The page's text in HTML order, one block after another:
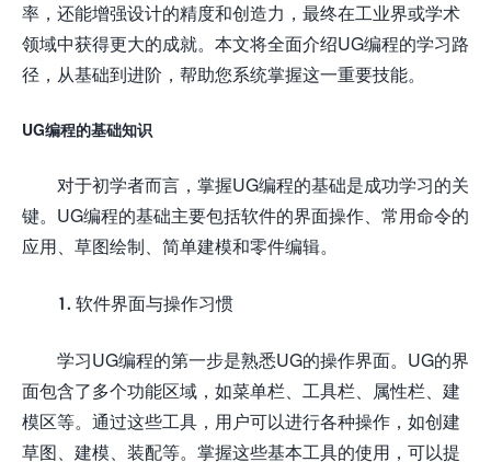
率，还能增强设计的精度和创造力，最终在工业界或学术
领域中获得更大的成就。本文将全面介绍UG编程的学习路
径，从基础到进阶，帮助您系统掌握这一重要技能。
UG编程的基础知识
对于初学者而言，掌握UG编程的基础是成功学习的关
键。UG编程的基础主要包括软件的界面操作、常用命令的
应用、草图绘制、简单建模和零件编辑。
1. 软件界面与操作习惯
学习UG编程的第一步是熟悉UG的操作界面。UG的界
面包含了多个功能区域，如菜单栏、工具栏、属性栏、建
模区等。通过这些工具，用户可以进行各种操作，如创建
草图、建模、装配等。掌握这些基本工具的使用，可以提